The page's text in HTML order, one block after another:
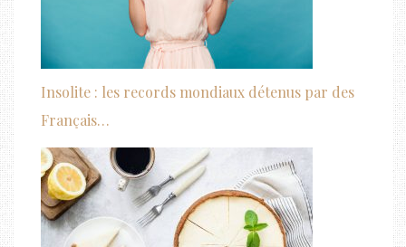
Insolite : les records mondiaux détenus par des
Français…